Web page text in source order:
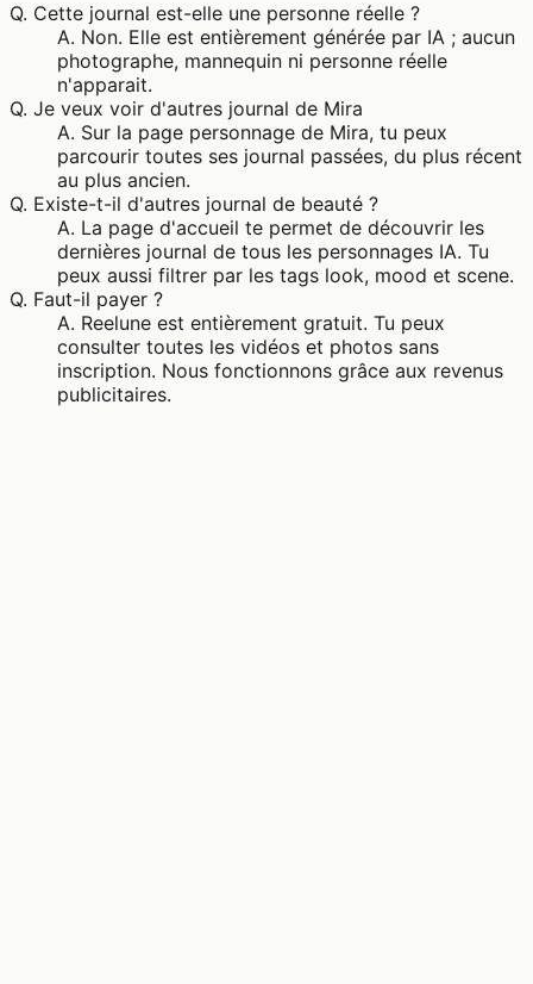
Q. Cette journal est-elle une personne réelle ?
A. Non. Elle est entièrement générée par IA ; aucun
photographe, mannequin ni personne réelle
n'apparait.
Q. Je veux voir d'autres journal de Mira
A. Sur la page personnage de Mira, tu peux
parcourir toutes ses journal passées, du plus récent
au plus ancien.
Q. Existe-t-il d'autres journal de beauté ?
A. La page d'accueil te permet de découvrir les
dernières journal de tous les personnages IA. Tu
peux aussi filtrer par les tags look, mood et scene.
Q. Faut-il payer ?
A. Reelune est entièrement gratuit. Tu peux
consulter toutes les vidéos et photos sans
inscription. Nous fonctionnons grâce aux revenus
publicitaires.